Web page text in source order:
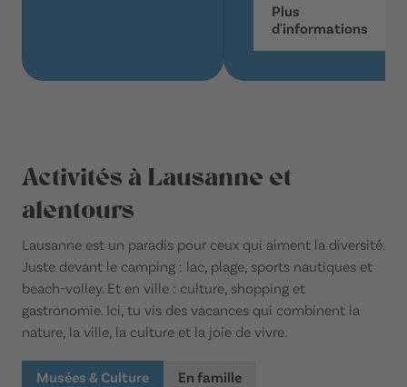
Plus
d'informations
Activités à Lausanne et
alentours
Lausanne est un paradis pour ceux qui aiment la diversité.
Juste devant le camping : lac, plage, sports nautiques et
beach-volley. Et en ville : culture, shopping et
gastronomie. Ici, tu vis des vacances qui combinent la
nature, la ville, la culture et la joie de vivre.
Musées & Culture
En famille